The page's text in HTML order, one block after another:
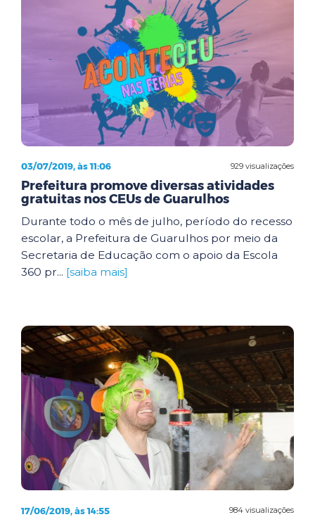
929 visualizações
03/07/2019, às 11:06
Prefeitura promove diversas atividades
gratuitas nos CEUs de Guarulhos
Durante todo o mês de julho, período do recesso
escolar, a Prefeitura de Guarulhos por meio da
Secretaria de Educação com o apoio da Escola
360 pr... [saiba mais]
984 visualizações
17/06/2019, às 14:55